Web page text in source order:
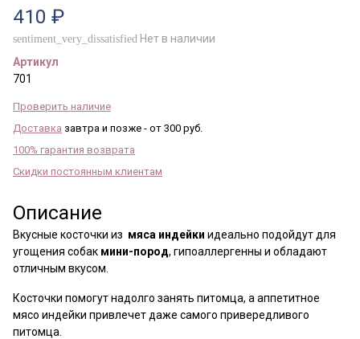
410 ₽
sentiment_very_dissatisfied Нет в наличии
Артикул
701
Проверить наличие
Доставка завтра и позже - от 300 руб.
100% гарантия возврата
Скидки постоянным клиентам
Описание
Вкусные косточки из мяса индейки идеально подойдут для
угощения собак мини-пород, гипоаллергенны и обладают
отличным вкусом.
Косточки помогут надолго занять питомца, а аппетитное
мясо индейки привлечет даже самого привередливого
питомца.